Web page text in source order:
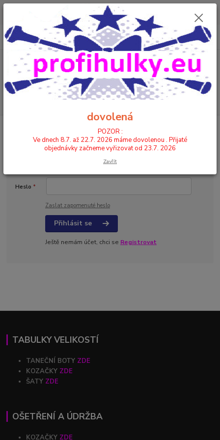
POZOR : Ve dnech 8.7. až 22.7. 2026 máme dovolenou . Přijaté
objednávky začneme vyřizovat od 23.7. 2026
Menu
CZK
+420 602 446 844 0ks
za0,00 Kč
Heslo *
Zaslat zapomenuté heslo
Přihlásit se
Ještě nemám účet, chci se Registrovat
TABULKY VELIKOSTÍ
TANEČNÍ BOTY ZDE
KOZAČKY ZDE
ŠATY ZDE
OŠETŘENÍ A ÚDRŽBA
KOZAČKY ZDE
dovolená
POZOR :
Ve dnech 8.7. až 22.7. 2026 máme dovolenou . Přijaté
objednávky začneme vyřizovat od 23.7. 2026
Zavřít